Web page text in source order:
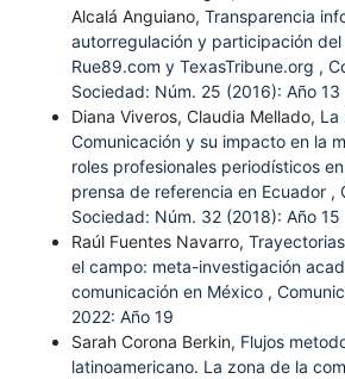
Alcalá Anguiano, Transparencia
autorregulación y participación
Rue89.com y TexasTribune.org ,
Sociedad: Núm. 25 (2016): Año 13
Diana Viveros, Claudia Mellado, La
Comunicación y su impacto en la
roles profesionales periodísticos
prensa de referencia en Ecuador ,
Sociedad: Núm. 32 (2018): Año 15
Raúl Fuentes Navarro,
el campo: meta-investigación
comunicación en México ,
2022: Año 19
Sarah Corona Berkin, Flujos
latinoamericano. La zona de la